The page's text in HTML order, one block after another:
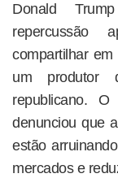
Donald
repercussão
compartilhar
um produtor
republicano.
denunciou que
estão
mercados e